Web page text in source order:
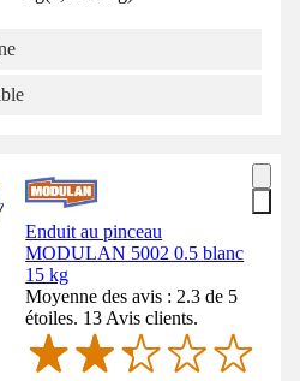
Enduit au pinceau
MODULAN 5002 0.5 blanc
15 kg
Moyenne des avis : 2.3 de 5
étoiles. 13 Avis clients.